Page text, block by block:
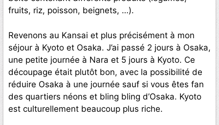
fruits, riz, poisson, beignets, …).
Revenons au Kansai et plus précisément à mon
séjour à Kyoto et Osaka. J’ai passé 2 jours à Osaka,
une petite journée à Nara et 5 jours à Kyoto. Ce
découpage était plutôt bon, avec la possibilité de
réduire Osaka à une journée sauf si vous êtes fan
des quartiers néons et bling bling d’Osaka. Kyoto
est culturellement beaucoup plus riche.